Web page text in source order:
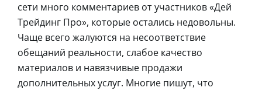
сети много комментариев от участников «Дей
Трейдинг Про», которые остались недовольны.
Чаще всего жалуются на несоответствие
обещаний реальности, слабое качество
материалов и навязчивые продажи
дополнительных услуг. Многие пишут, что